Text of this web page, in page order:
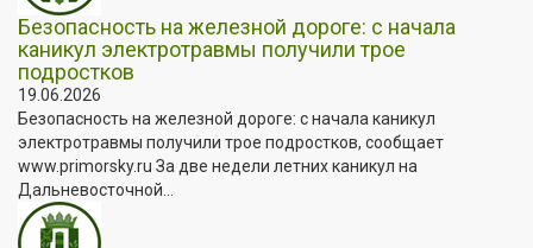
Безопасность на железной дороге: с начала
каникул электротравмы получили трое
подростков
19.06.2026
Безопасность на железной дороге: с начала каникул
электротравмы получили трое подростков, сообщает
www.primorsky.ru За две недели летних каникул на
Дальневосточной...